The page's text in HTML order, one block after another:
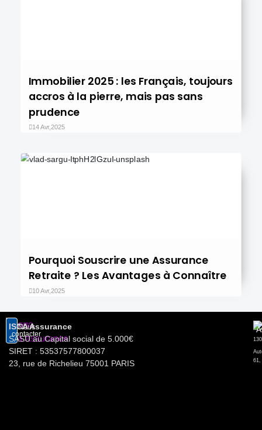
Immobilier 2025 : les Français, toujours
accros à la pierre, mais pas sans
prudence
14 Avr,2025
Pourquoi Souscrire une Assurance
Retraite ? Les Avantages à Connaître
10 Avr,2025
Nous
contacter
ISCA Assurance
SASU au Capital social de 5.000€
SIRET : 53537577800037
23, rue de Richelieu 75001 PARIS
61,